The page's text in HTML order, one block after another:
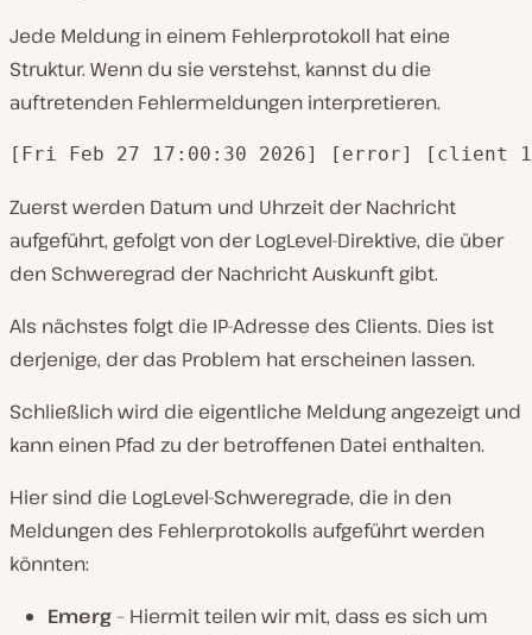
Jede Meldung in einem Fehlerprotokoll hat eine
Struktur. Wenn du sie verstehst, kannst du die
auftretenden Fehlermeldungen interpretieren.
[Fri Feb 27 17:00:30 2026] [error]
Zuerst werden Datum und Uhrzeit der Nachricht
aufgeführt, gefolgt von der LogLevel-Direktive, die über
den Schweregrad der Nachricht Auskunft gibt.
Als nächstes folgt die IP-Adresse des Clients. Dies ist
derjenige, der das Problem hat erscheinen lassen.
Schließlich wird die eigentliche Meldung angezeigt und
kann einen Pfad zu der betroffenen Datei enthalten.
Hier sind die LogLevel-Schweregrade, die in den
Meldungen des Fehlerprotokolls aufgeführt werden
könnten:
Emerg– Hiermit teilen wir mit, dass es sich um